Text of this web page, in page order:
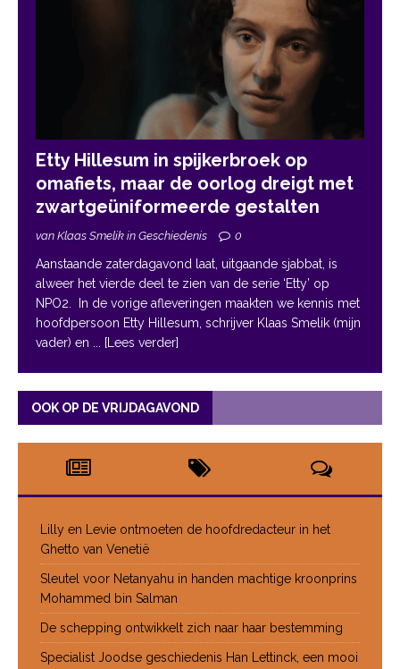
Etty Hillesum in spijkerbroek op
omafiets, maar de oorlog dreigt met
zwartgeüniformeerde gestalten
van Klaas Smelik in Geschiedenis 0
Aanstaande zaterdagavond laat, uitgaande sjabbat, is
alweer het vierde deel te zien van de serie ‘Etty’ op
NPO2. In de vorige afleveringen maakten we kennis met
hoofdpersoon Etty Hillesum, schrijver Klaas Smelik (mijn
vader) en ... [Lees verder]
OOK OP DE VRIJDAGAVOND
Lilly en Levie ontmoeten de hoofdredacteur in het
Ghetto van Venetië
Sleutel voor Netanyahu in handen machtige kroonprins
Mohammed bin Salman
De schepping ontwikkelt zich naar haar bestemming
Specialist Joodse geschiedenis Han Lettinck, een mooi